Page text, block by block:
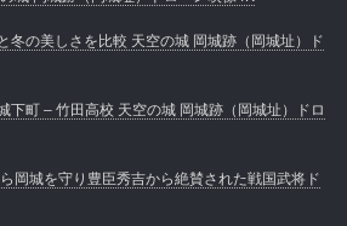
の美しさを比較 天空の城 岡城跡（岡城址）ド
下町 – 竹田高校 天空の城 岡城跡（岡城址）ドロ
岡城を守り豊臣秀吉から絶賛された戦国武将ド